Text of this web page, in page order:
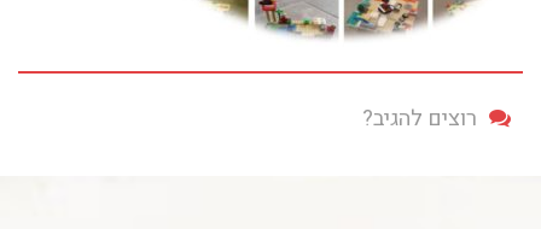
רוצים להגיב?